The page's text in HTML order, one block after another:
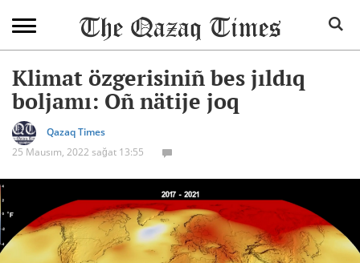
Klimat özgerisiniñ bes jıldıq
boljamı: Oñ nätije joq
Qazaq Times
25 Mausım, 2022 sağat 13:55